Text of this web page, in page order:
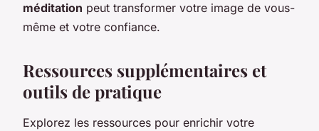
méditation peut transformer votre image de vous-
même et votre confiance.
Ressources supplémentaires et
outils de pratique
Explorez les ressources pour enrichir votre